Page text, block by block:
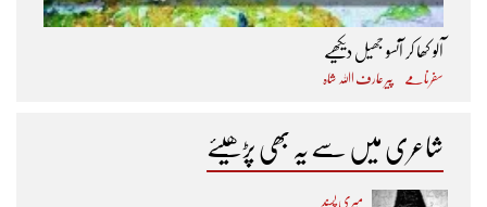
آلو کھا کر آنسو جھیل دیکھیے
سفرنامے پیر عارف اﷲ شاہ
شاعری میں سے یہ بھی پڑھیئے
میری پسند